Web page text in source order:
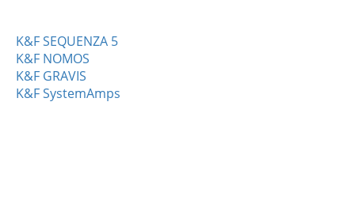
K&F SEQUENZA 5
K&F NOMOS
K&F GRAVIS
K&F SystemAmps